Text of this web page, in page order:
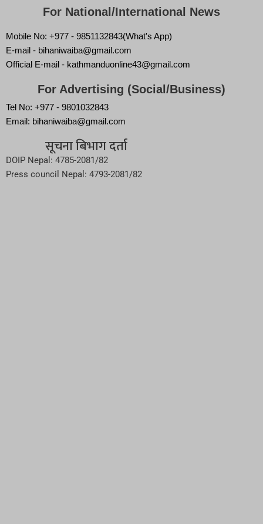
For National/International News
Mobile No: +977 - 9851132843(What's App)
E-mail - bihaniwaiba@gmail.com
Official E-mail - kathmanduonline43@gmail.com
For Advertising (Social/Business)
Tel No: +977 - 9801032843
Email: bihaniwaiba@gmail.com
सूचना बिभाग दर्ता
DOIP Nepal: 4785-2081/82
Press council Nepal: 4793-2081/82